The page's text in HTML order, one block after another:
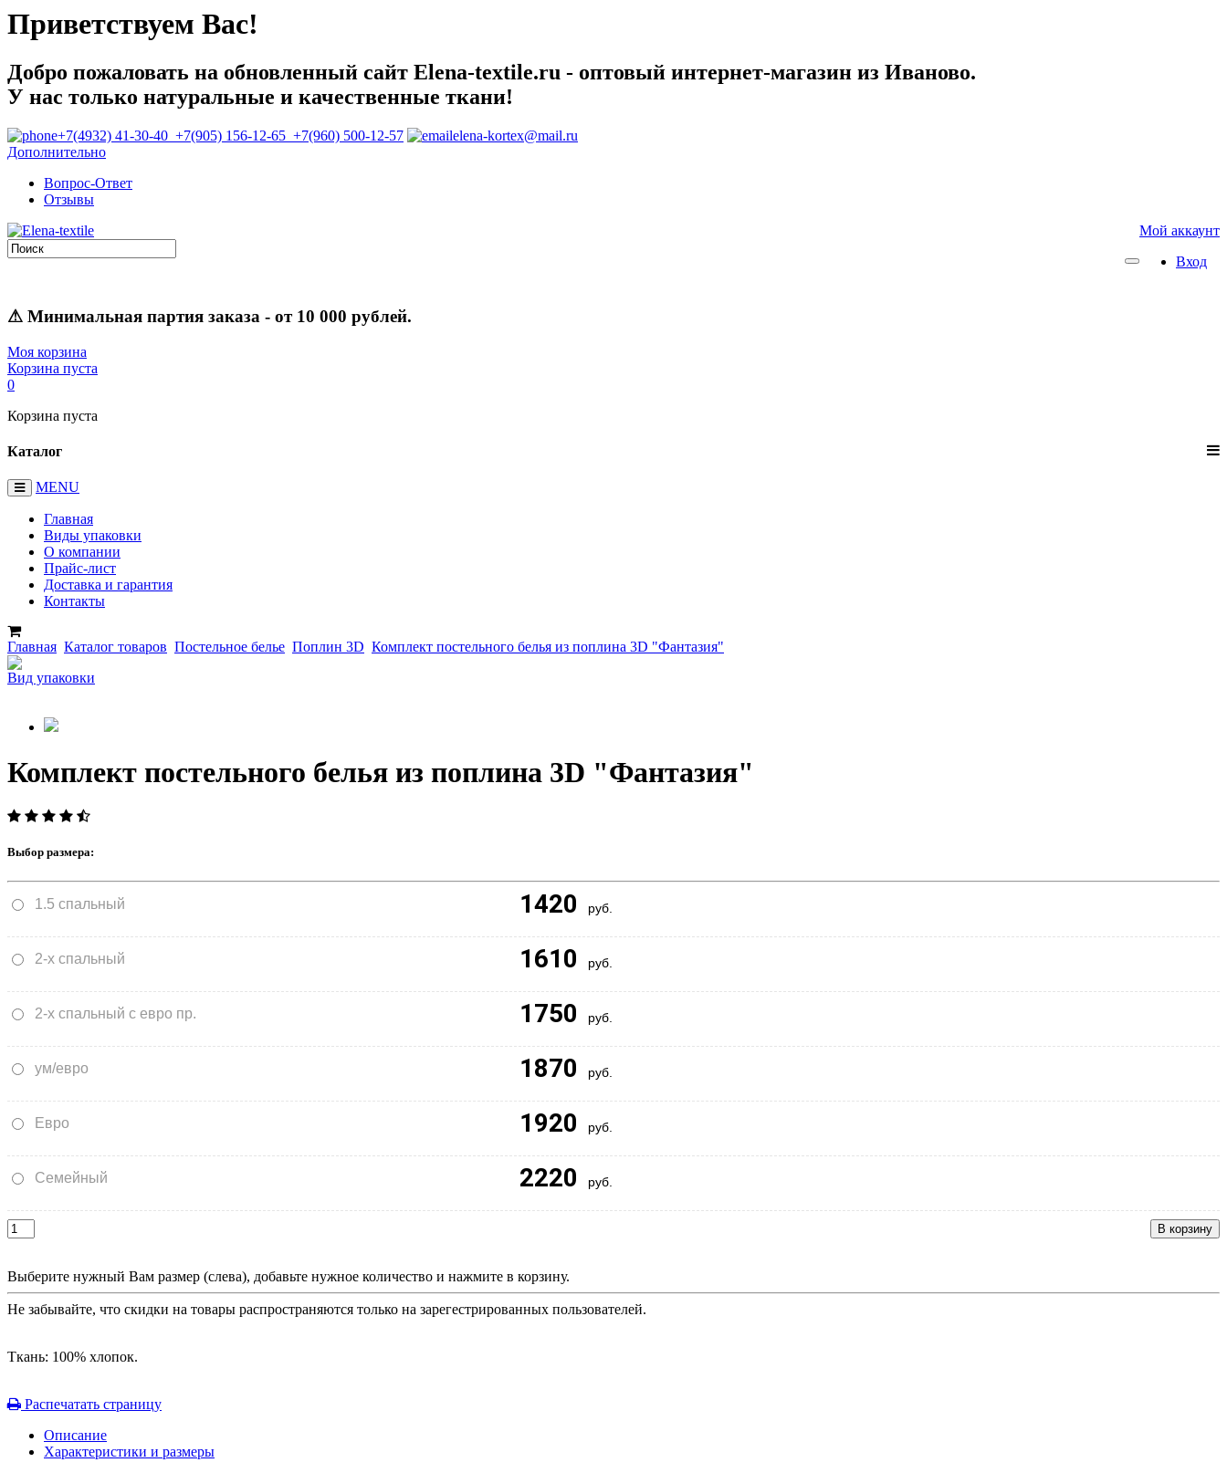
Приветствуем Вас!
Добро пожаловать на обновленный сайт Elena-textile.ru - оптовый интернет-магазин из Иваново.
У нас только натуральные и качественные ткани!
+7(4932) 41-30-40 +7(905) 156-12-65 +7(960) 500-12-57
elena-kortex@mail.ru
Дополнительно
Вопрос-Ответ
Отзывы
Мой аккаунт
Вход
⚠ Минимальная партия заказа - от 10 000 рублей.
Моя корзина
Корзина пуста
0
Корзина пуста
Каталог
MENU
Главная
Виды упаковки
О компании
Прайс-лист
Доставка и гарантия
Контакты
Главная Каталог товаров Постельное белье Поплин 3D Комплект постельного белья из поплина 3D "Фантазия"
Вид упаковки
Комплект постельного белья из поплина 3D "Фантазия"
Выбор размера:
1.5 спальный 1420 руб.
2-х спальный 1610 руб.
2-х спальный с евро пр. 1750 руб.
ум/евро 1870 руб.
Евро 1920 руб.
Семейный 2220 руб.
Выберите нужный Вам размер (слева), добавьте нужное количество и нажмите в корзину.
Не забывайте, что скидки на товары распространяются только на зарегестрированных пользователей.
Ткань: 100% хлопок.
Распечатать страницу
Описание
Характеристики и размеры